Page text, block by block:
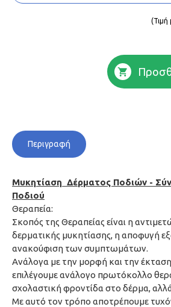
Περιγραφή
Μυκητίαση Δέρματος Ποδιών -
Ποδιού​
Θεραπεία:
Σκοπός της Θεραπείας είναι η
δερματικής μυκητίασης, η αποφυγή
ανακούφιση των συμπτωμάτων.
Ανάλογα με την μορφή και την
επιλέγουμε ανάλογο πρωτόκολλο
σχολαστική φροντίδα στο δέρμα,
Με αυτό τον τρόπο αποτρέπουμε